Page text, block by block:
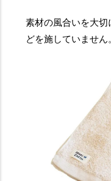
素材の風合いを大
どを施していません